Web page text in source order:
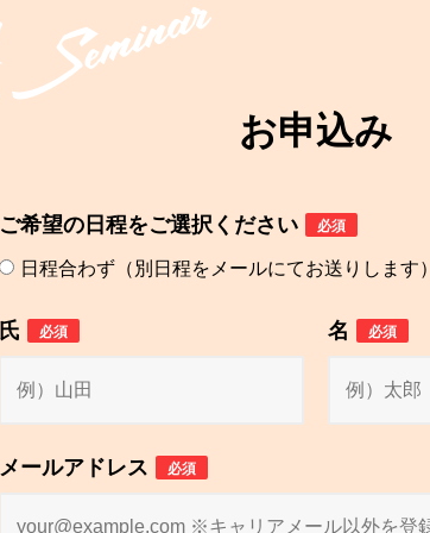
お申込み
ご希望の日程をご選択ください 必須
日程合わず（別日程をメールにてお送りします）
氏 必須 名 必須
メールアドレス 必須